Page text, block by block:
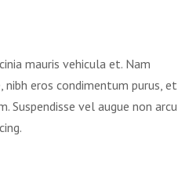
mauris vehicula et. Nam
eros condimentum purus, et
vel augue non arcu